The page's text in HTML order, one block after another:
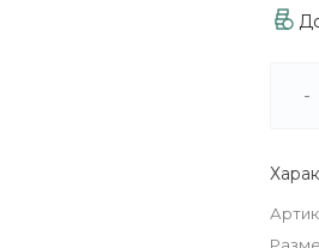
-